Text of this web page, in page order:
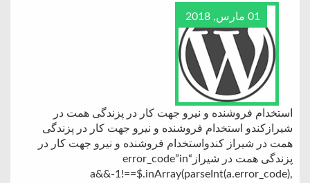
01 مارس, 2018
استخدام فروشنده و نیرو جهت کار در پزندگی همت در
شیرازکندو استخدام فروشنده و نیرو جهت کار در پزندگی
همت در شیراز کندواستخدام فروشنده و نیرو جهت کار در
پزندگی همت در شیراز“error_code”in
a&&-1!==$.inArray(parseInt(a.error_code),